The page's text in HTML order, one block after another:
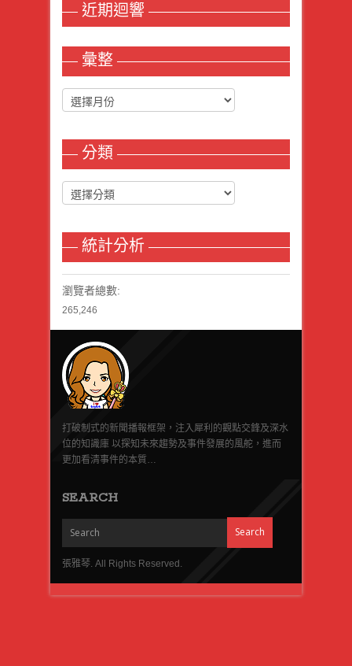
近期迴響
彙整
分類
統計分析
瀏覽者總數:
265,246
打破制式的新聞播報框架，注入犀利的觀點交鋒及深水
位的知識庫 以探知未來趨勢及事件發展的風舵，進而
更加看清事件的本質…
SEARCH
張雅琴. All Rights Reserved.